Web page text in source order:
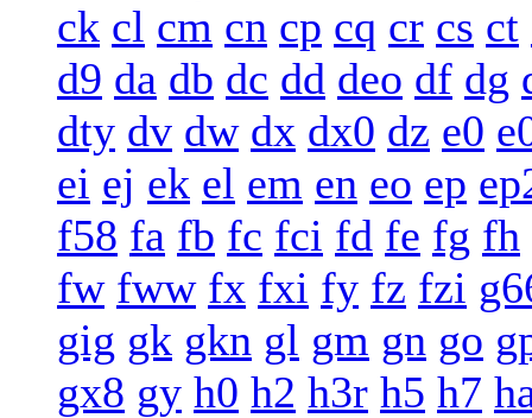
ck cl cm cn cp cq cr cs ct
d9 da db dc dd deo df dg
dty dv dw dx dx0 dz e0
ei ej ek el em en eo ep
f58 fa fb fc fci fd fe fg fh
fw fww fx fxi fy fz fzi
gig gk gkn gl gm gn go
gx8 gy h0 h2 h3r h5 h7